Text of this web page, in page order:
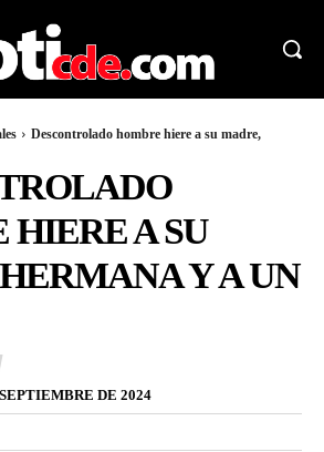
Descontrolado hombre hiere a su madre,
HIERE A SU
Y A UN
DE 2024